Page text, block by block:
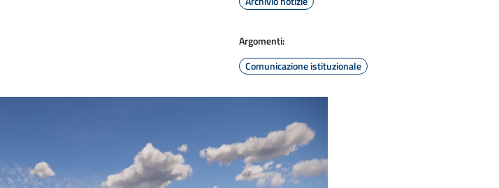
Argomenti:
Comunicazione istituzionale